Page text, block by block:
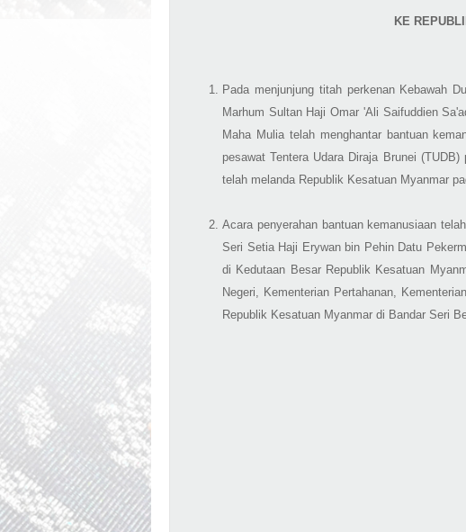
KE
Pada menjunjung titah perkenan Kebawah
Marhum Sultan Haji Omar 'Ali Saifuddien
Maha Mulia telah menghantar bantuan
pesawat Tentera Udara Diraja Brunei
telah melanda Republik Kesatuan Myanmar
Acara penyerahan bantuan kemanusiaan
Seri Setia Haji Erywan bin Pehin Datu
di Kedutaan Besar Republik Kesatuan
Negeri, Kementerian Pertahanan,
Republik Kesatuan Myanmar di Bandar Seri